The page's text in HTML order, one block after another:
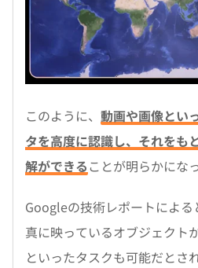
このように、 動画や画像とい
タを高度に認識し、それをも
解ができることが明らかにな
Googleの技術レポートによ
真に映っているオブジェクト
といったタスクも可能だとさ